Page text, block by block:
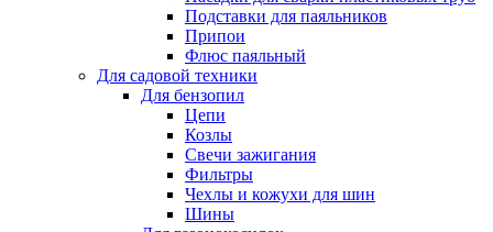
Подставки для паяльников
Припои
Флюс паяльный
Для садовой техники
Для бензопил
Цепи
Козлы
Свечи зажигания
Фильтры
Чехлы и кожухи для шин
Шины